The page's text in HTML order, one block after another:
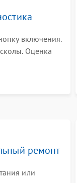
включения.
Оценка
ремонт
или